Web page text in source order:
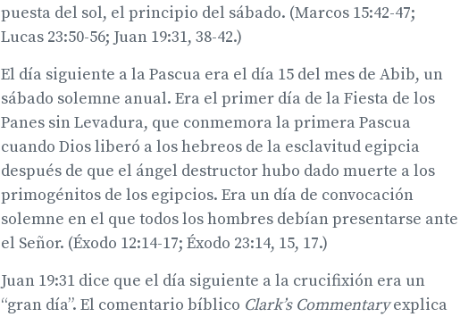
puesta del sol, el principio del sábado. (Marcos 15:42-47;
Lucas 23:50-56; Juan 19:31, 38-42.)
El día siguiente a la Pascua era el día 15 del mes de Abib, un
sábado solemne anual. Era el primer día de la Fiesta de los
Panes sin Levadura, que conmemora la primera Pascua
cuando Dios liberó a los hebreos de la esclavitud egipcia
después de que el ángel destructor hubo dado muerte a los
primogénitos de los egipcios. Era un día de convocación
solemne en el que todos los hombres debían presentarse ante
el Señor. (Éxodo 12:14-17; Éxodo 23:14, 15, 17.)
Juan 19:31 dice que el día siguiente a la crucifixión era un
“gran día”. El comentario bíblico Clark’s Commentaryexplica